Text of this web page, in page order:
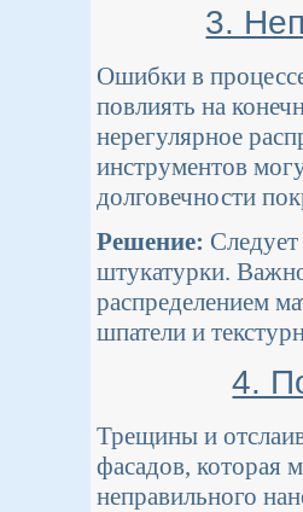
3.
Ошибки в
повлиять на
нерегулярное
инструментов
долговечности
Решение:
штукатурки.
распределением
шпатели и
4.
Трещины и
фасадов, которая
неправильного